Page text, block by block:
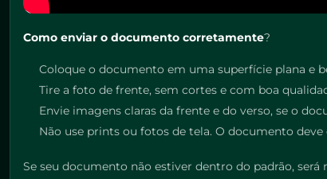
Como enviar o documento corretamente?
Coloque o documento em uma superfície plana e
Tire a foto de frente, sem cortes e com boa
Envie imagens claras da frente e do verso, se o
Não use prints ou fotos de tela. O documento
Se seu documento não estiver dentro do padrão,